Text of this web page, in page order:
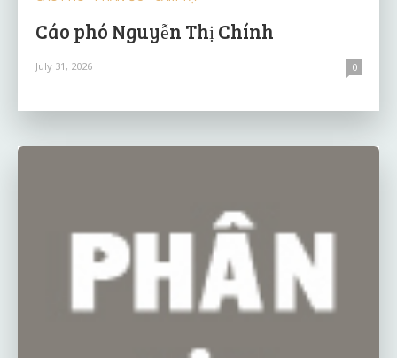
Cáo phó Nguyễn Thị Chính
July 31, 2026 0